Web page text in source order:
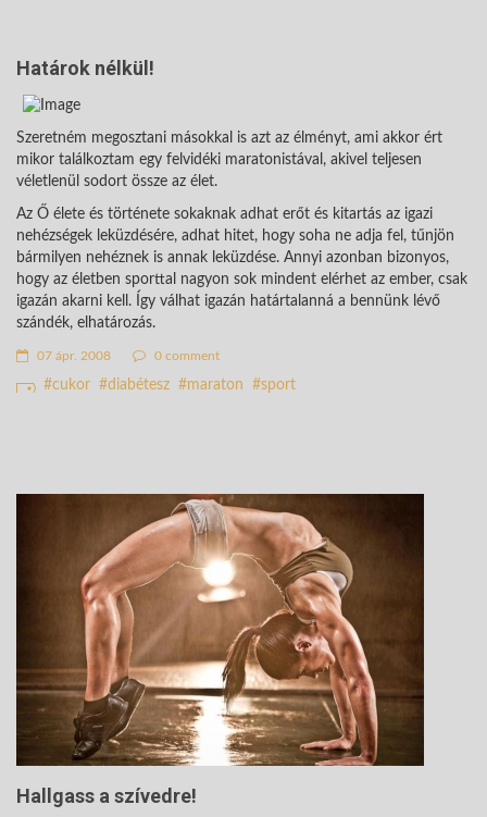
Határok nélkül!
Szeretném megosztani másokkal is azt az élményt, ami akkor ért
mikor találkoztam egy felvidéki maratonistával, akivel teljesen
véletlenül sodort össze az élet.
Az Ő élete és története sokaknak adhat erőt és kitartás az igazi
nehézségek leküzdésére, adhat hitet, hogy soha ne adja fel, tűnjön
bármilyen nehéznek is annak leküzdése. Annyi azonban bizonyos,
hogy az életben sporttal nagyon sok mindent elérhet az ember, csak
igazán akarni kell. Így válhat igazán határtalanná a bennünk lévő
szándék, elhatározás.
07 ápr. 2008 0 comment
cukor diabétesz maraton sport
Hallgass a szívedre!